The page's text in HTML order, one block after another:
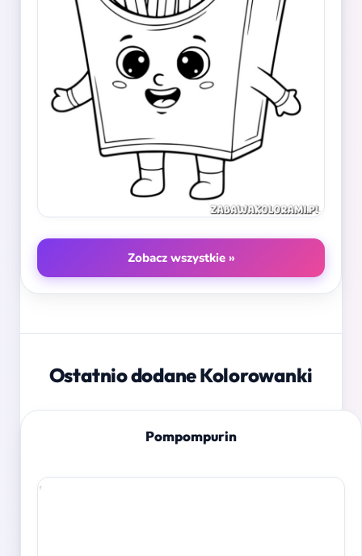
Zobacz wszystkie »
Ostatnio dodane Kolorowanki
Pompompurin